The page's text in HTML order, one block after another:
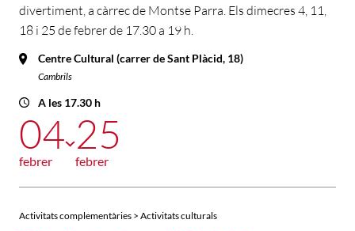
divertiment, a càrrec de Montse Parra. Els dimecres 4, 11,
18 i 25 de febrer de 17.30 a 19 h.
Centre Cultural (carrer de Sant Plàcid, 18)
Cambrils
A les 17.30 h
04
febrer
25
febrer
Activitats complementàries > Activitats culturals